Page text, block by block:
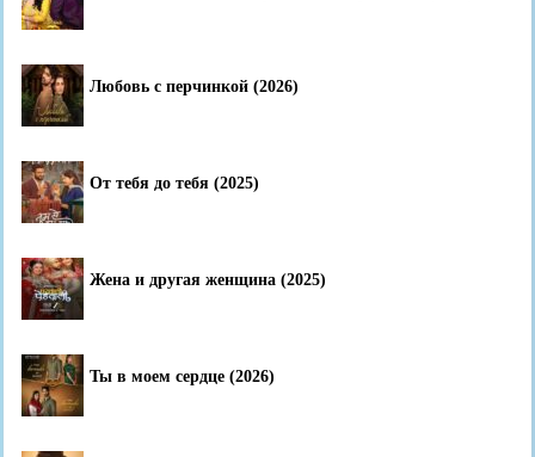
Любовь с перчинкой (2026)
От тебя до тебя (2025)
Жена и другая женщина (2025)
Ты в моем сердце (2026)